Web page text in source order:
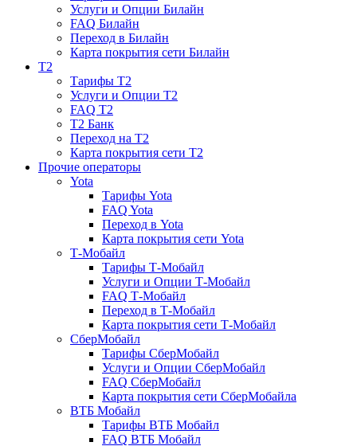
Услуги и Опции Билайн
FAQ Билайн
Переход в Билайн
Карта покрытия сети Билайн
T2
Тарифы T2
Услуги и Опции T2
FAQ T2
T2 Банк
Переход на T2
Карта покрытия сети T2
Прочие операторы
Yota
Тарифы Yota
FAQ Yota
Переход в Yota
Карта покрытия сети Yota
Т-Мобайл
Тарифы Т-Мобайл
Услуги и Опции Т-Мобайл
FAQ Т-Мобайл
Переход в Т-Мобайл
Карта покрытия сети Т-Мобайл
СберМобайл
Тарифы СберМобайл
Услуги и Опции СберМобайл
FAQ СберМобайл
Карта покрытия сети СберМобайлa
ВТБ Мобайл
Тарифы ВТБ Мобайл
FAQ ВТБ Мобайл